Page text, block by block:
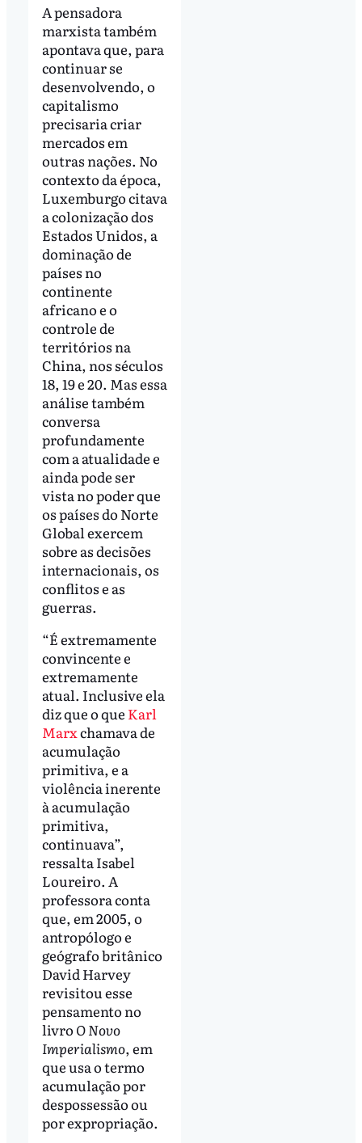
A pensadora
marxista também
apontava que, para
continuar se
desenvolvendo, o
capitalismo
precisaria criar
mercados em
outras nações. No
contexto da época,
Luxemburgo citava
a colonização dos
Estados Unidos, a
dominação de
países no
continente
africano e o
controle de
territórios na
China, nos séculos
18, 19 e 20. Mas essa
análise também
conversa
profundamente
com a atualidade e
ainda pode ser
vista no poder que
os países do Norte
Global exercem
sobre as decisões
internacionais, os
conflitos e as
guerras.
“É extremamente
convincente e
extremamente
atual. Inclusive ela
diz que o que Karl
Marxchamava de
acumulação
primitiva, e a
violência inerente
à acumulação
primitiva,
continuava”,
ressalta Isabel
Loureiro. A
professora conta
que, em 2005, o
antropólogo e
geógrafo britânico
David Harvey
revisitou esse
pensamento no
livro O Novo
Imperialismo, em
que usa o termo
acumulação por
despossessão ou
por expropriação.